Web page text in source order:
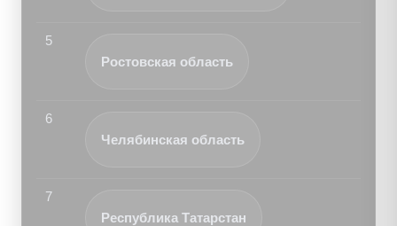
5
Ростовская область
6
Челябинская область
7
Республика Татарстан